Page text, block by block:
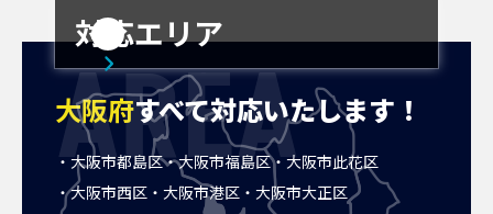
対応エリア
AREA
大阪府すべて対応いたします！
大阪市都島区 大阪市福島区
大阪市此花区
大阪市西区
大阪市港区
大阪市大正区